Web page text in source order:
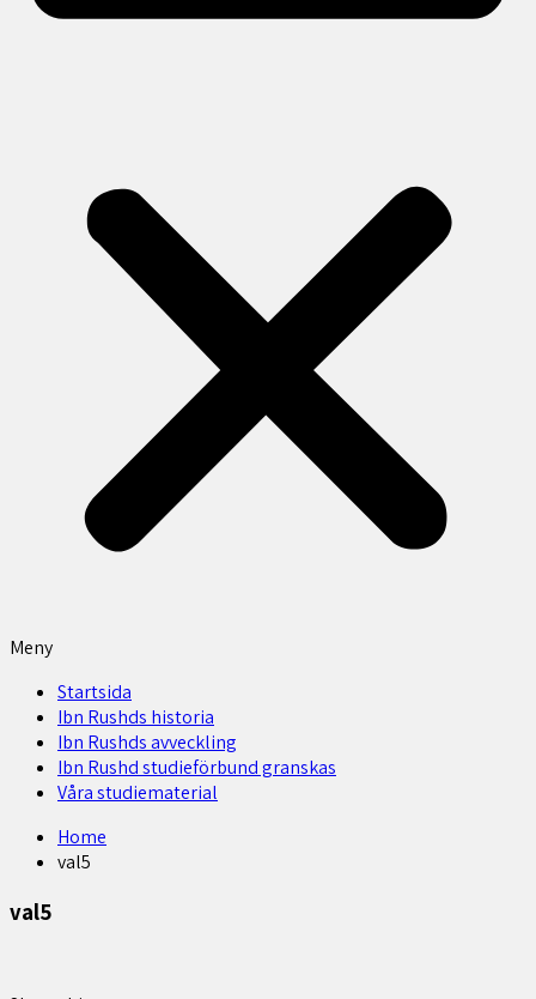
Meny
Startsida
Ibn Rushds historia
Ibn Rushds avveckling
Ibn Rushd studieförbund granskas​
Våra studiematerial
Home
val5
val5